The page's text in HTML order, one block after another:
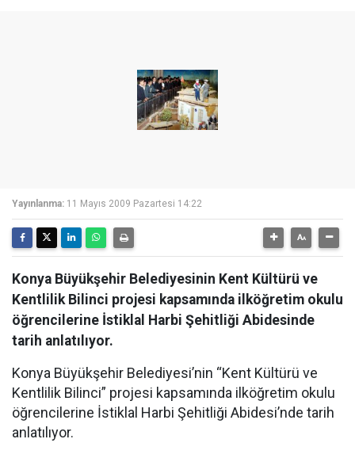
Yayınlanma: 11 Mayıs 2009 Pazartesi 14:22
Konya Büyükşehir Belediyesinin Kent Kültürü ve
Kentlilik Bilinci projesi kapsamında ilköğretim okulu
öğrencilerine İstiklal Harbi Şehitliği Abidesinde
tarih anlatılıyor.
Konya Büyükşehir Belediyesi’nin “Kent Kültürü ve
Kentlilik Bilinci” projesi kapsamında ilköğretim okulu
öğrencilerine İstiklal Harbi Şehitliği Abidesi’nde tarih
anlatılıyor.